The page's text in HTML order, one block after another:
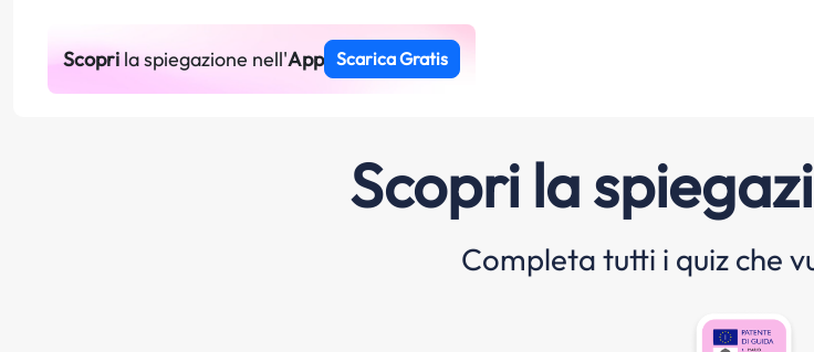
Scoprila spiegazione nell'App Scarica Gratis
Scopri la
Completa tutti i quiz che